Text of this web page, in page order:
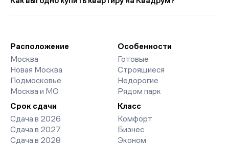
страницах ЖК доступны отзывы жильцов о качестве
строительства, интерактивный генплан корпусов, сроки
организует просмотр и поможет одобрить ипотеку по
минимальной ставке. Чтобы зафиксировать цену, оставьте
заявку на обратный звонок.
Расположение
Москва
Новая Москва
Подмосковье
Москва и МО
Особенности
Готовые
Строящиеся
Недорогие
Рядом парк
Срок сдачи
Сдача в 2026
Сдача в 2027
Сдача в 2028
Класс
Комфорт
Бизнес
Эконом